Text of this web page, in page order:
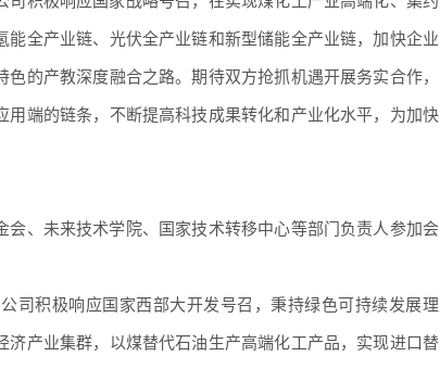
全产业链、光伏全产业链和新型储能全产业链，加快企业
的产教深度融合之路。期待双方抢抓机遇开展务实合作，
端的链条，不断提高科技成果转化和产业化水平，为加快
、未来技术学院、国家技术转移中心等部门负责人参加会
司积极响应国家西部大开发号召，秉持绿色可持续发展理
产业集群，以煤替代石油生产高端化工产品，实现进口替